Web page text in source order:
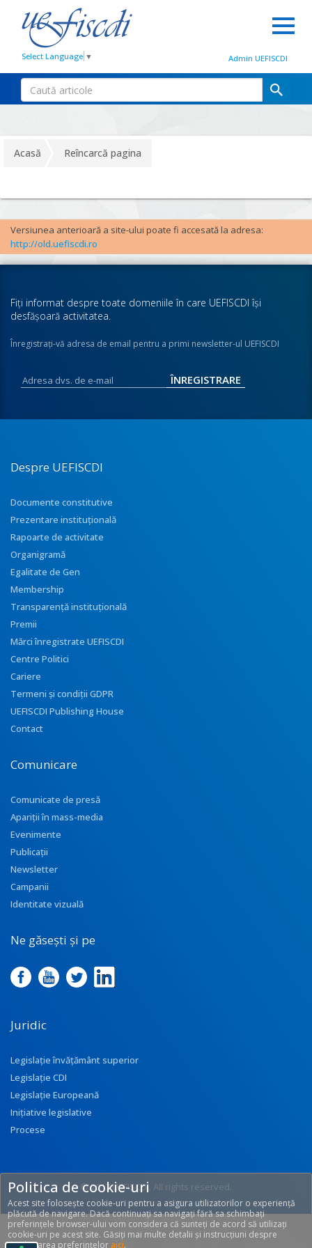
Select Language ▼ Admin UEFISCDI
Acasă Reîncarcă pagina
Versiunea anterioară a site-ului poate fi accesată la adresa:
http://old.uefiscdi.ro
Fiţi informat despre toate domeniile în care UEFISCDI îşi
desfăşoară activitatea.
Înregistraţi-vă adresa de email pentru a primi newsletter-ul UEFISCDI
Despre UEFISCDI
Documente constitutive
Prezentare instituţională
Rapoarte de activitate
Organigramă
Egalitate de Gen
Membership
Transparenţă instituţională
Premii
Mărci înregistrate UEFISCDI
Centre Politici
Cariere
Termeni și condiții GDPR
UEFISCDI Publishing House
Contact
Comunicare
Comunicate de presă
Apariţii în mass-media
Evenimente
Publicații
Newsletter
Campanii
Identitate vizuală
Ne găsești și pe
Juridic
Legislație învățământ superior
Legislație CDI
Legislație Europeană
Inițiative legislative
Procese
© 2017 UEFISCDI. All rights reserved.
[T: 0.2945, O: 92]
Politica de cookie-uri
Acest site folosește cookie-uri pentru a asigura utilizatorilor o experiență
plăcută de navigare. Dacă continuați sa navigați fără sa schimbați
preferințele browser-ului vom considera că sunteți de acord să utilizați
cookie-uri pe acest site. Găsiți mai multe detalii și instrucțiuni despre
modificarea preferințelor aici.